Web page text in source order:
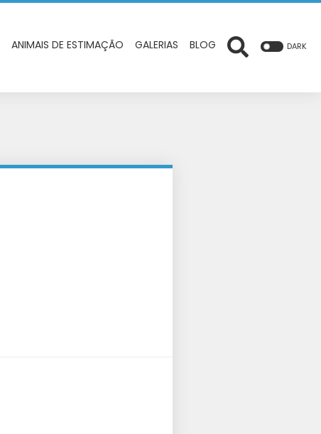
ANIMAIS DE ESTIMAÇÃO GALERIAS BLOG DARK